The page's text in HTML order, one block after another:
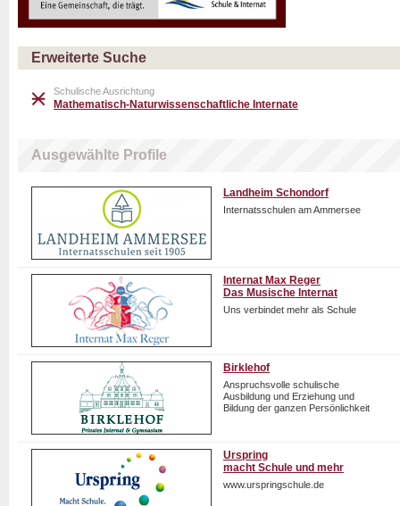
Erweiterte Suche
Schulische Ausrichtung
Mathematisch-Naturwissenschaftliche Internate
Ausgewählte Profile
Landheim Schondorf
Internatsschulen am Ammersee
Internat Max Reger
Das Musische Internat
Uns verbindet mehr als Schule
Birklehof
Anspruchsvolle schulische
Ausbildung und Erziehung und
Bildung der ganzen Persönlichkeit
Urspring
macht Schule und mehr
www.urspringschule.de